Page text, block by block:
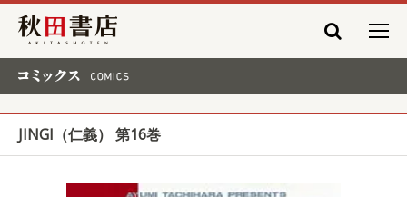
秋田書店
JINGI（仁義） 第16巻